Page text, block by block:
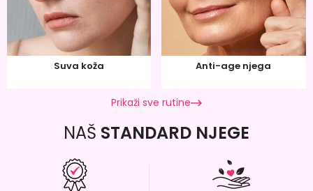
Suva koža Anti-age njega
Prikaži sve rutine
NAŠ STANDARD NJEGE